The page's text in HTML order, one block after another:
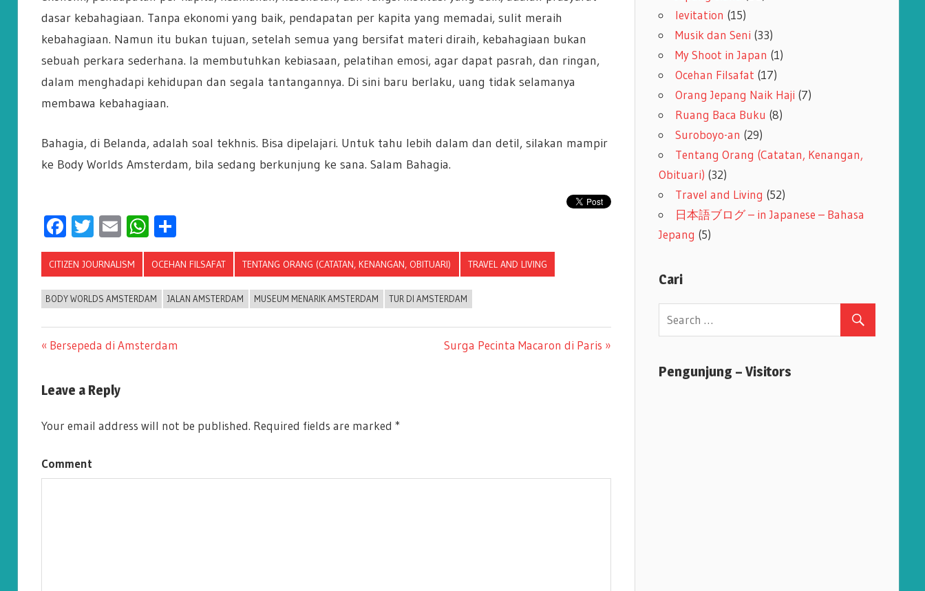
dasar kebahagiaan. Tanpa ekonomi yang baik, pendapatan per kapita yang memadai, sulit meraih
kebahagiaan. Namun itu bukan tujuan, setelah semua yang bersifat materi diraih, kebahagiaan bukan
sebuah perkara sederhana. Ia membutuhkan kebiasaan, pelatihan emosi, agar dapat pasrah, dan ringan,
dalam menghadapi kehidupan dan segala tantangannya. Di sini baru berlaku, uang tidak selamanya
membawa kebahagiaan.
Bahagia, di Belanda, adalah soal tekhnis. Bisa dipelajari. Untuk tahu lebih dalam dan detil, silakan mampir
ke Body Worlds Amsterdam, bila sedang berkunjung ke sana. Salam Bahagia.
Facebook
Twitter
EmailWhatsApp
Share
CITIZEN JOURNALISM OCEHAN FILSAFAT TENTANG ORANG (CATATAN, KENANGAN, OBITUARI) TRAVEL AND LIVING
BODY WORLDS AMSTERDAM JALAN AMSTERDAM MUSEUM MENARIK AMSTERDAM TUR DI AMSTERDAM
navigation
Previous
Bersepeda di Amsterdam
Next
Surga Pecinta Macaron di Paris
Leave a Reply
Your email address will not be published. Required fields are marked *
Comment
levitation (15)
Musik dan Seni (33)
My Shoot in Japan (1)
Ocehan Filsafat (17)
Orang Jepang Naik Haji (7)
Ruang Baca Buku (8)
Suroboyo-an (29)
Tentang Orang (Catatan, Kenangan,
Obituari) (32)
Travel and Living (52)
日本語ブログ – in Japanese – Bahasa
Jepang (5)
Cari
Pengunjung – Visitors